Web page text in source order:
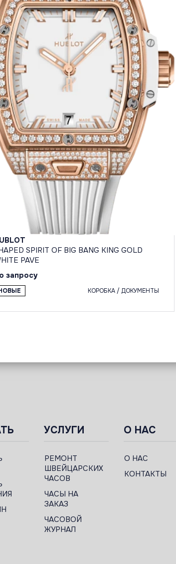
SPIRIT OF BIG BANG KING GOLD
PAVE
запросу
КОРОБКА / ДОКУМЕНТЫ
УСЛУГИ
РЕМОНТ
ШВЕЙЦАРСКИХ
ЧАСОВ
ЧАСЫ НА
ЗАКАЗ
ЧАСОВОЙ
ЖУРНАЛ
О НАС
О НАС
КОНТАКТЫ